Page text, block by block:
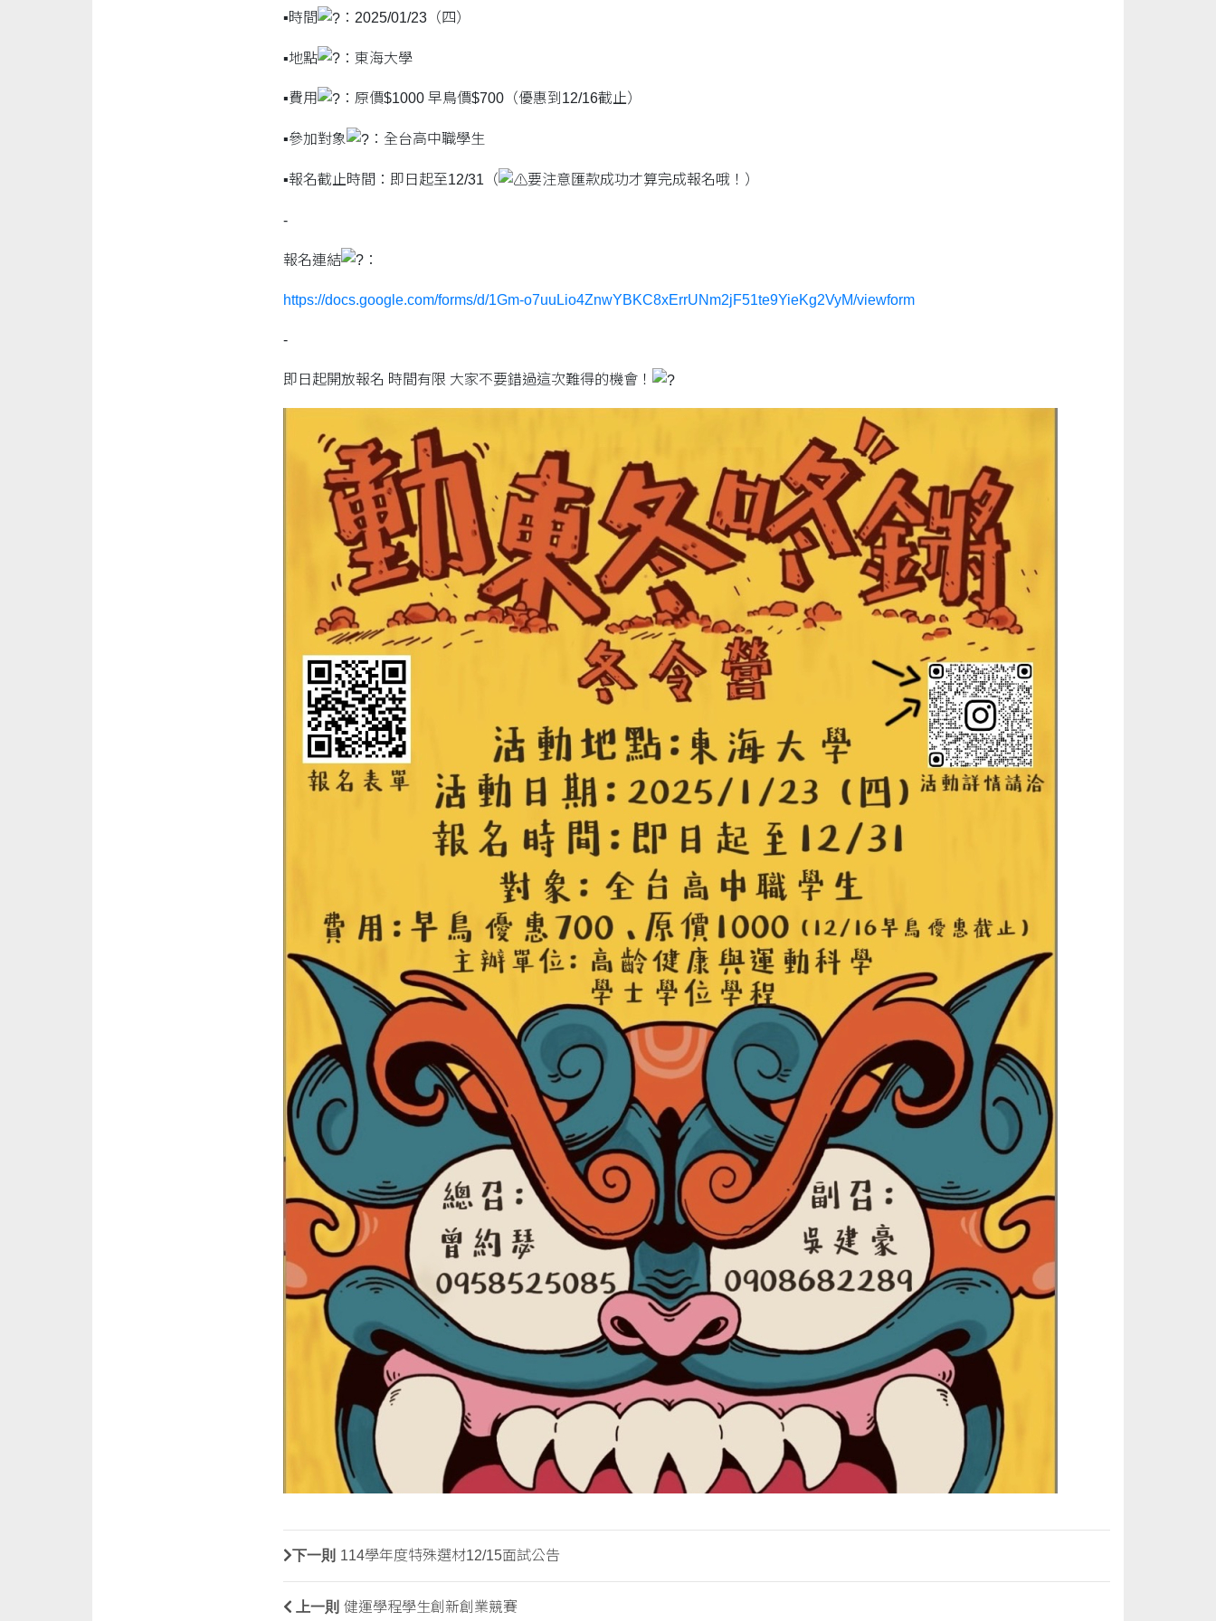
▪︎時間 ：2025/01/23（四）
▪︎地點 ：東海大學
▪︎費用 ：原價$1000 早鳥價$700（優惠到12/16截止）
▪︎參加對象 ：全台高中職學生
▪︎報名截止時間：即日起至12/31（ 要注意匯款成功才算完成報名哦！）
-
報名連結 ：
https://docs.google.com/forms/d/1Gm-o7uuLio4ZnwYBKC8xErrUNm2jF51te9YieKg2VyM/viewform
-
即日起開放報名 時間有限 大家不要錯過這次難得的機會！
下一則 114學年度特殊選材12/15面試公告
上一則 健運學程學生創新創業競賽